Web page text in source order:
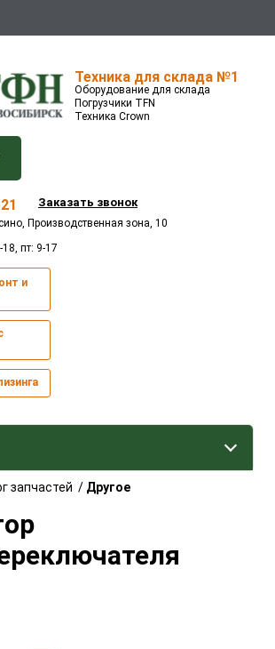
Техника для склада №1
Оборудование для склада
Погрузчики TFN
Техника Crown
Заказать звонок
Производственная зона, 10
пт: 9-17
и
запчастей / Другое